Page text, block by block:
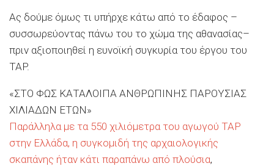
Ας δούμε όμως τι υπήρχε κάτω από το έδαφος –
συσσωρεύοντας πάνω του το χώμα της αθανασίας–
πριν αξιοποιηθεί η ευνοϊκή συγκυρία του έργου του
TAP.
ΣΤΟ ΦΩΣ ΚΑΤΑΛΟΙΠΑ ΑΝΘΡΩΠΙΝΗΣ ΠΑΡΟΥΣΙΑΣ
ΧΙΛΙΑΔΩΝ ΕΤΩΝ
Παράλληλα με τα 550 χιλιόμετρα του αγωγού ΤΑΡ
στην Ελλάδα, η συγκομιδή της αρχαιολογικής
σκαπάνης ήταν κάτι παραπάνω από πλούσια,